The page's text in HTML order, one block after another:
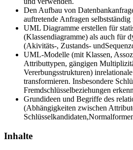
Den Aufbau von
auftretende Anfragen
UML Diagramme erstellen für
(Klassendiagramme) als auch für
(Akivitäts-, Zustands-
UML-Modelle (mit Klassen,
Attributtypen, gängigen
Vererbungsstrukturen)
transformieren. Insbesondere
Fremdschlüsselbeziehungen
Grundideen und Begriffe des
(Abhängigkeiten zwischen
Inhalte